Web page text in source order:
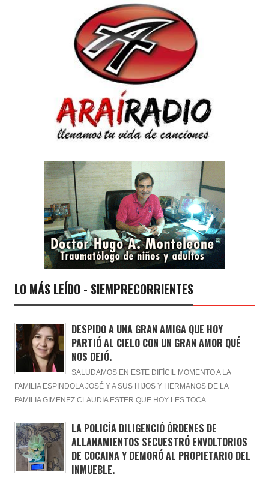
LO MÁS LEÍDO - SIEMPRECORRIENTES
DESPIDO A UNA GRAN AMIGA QUE HOY
PARTIÓ AL CIELO CON UN GRAN AMOR QUÉ
NOS DEJÓ.
SALUDAMOS EN ESTE DIFÍCIL MOMENTO A LA
FAMILIA ESPINDOLA JOSÉ Y A SUS HIJOS Y HERMANOS DE LA
FAMILIA GIMENEZ CLAUDIA ESTER QUE HOY LES TOCA ...
LA POLICÍA DILIGENCIÓ ÓRDENES DE
ALLANAMIENTOS SECUESTRÓ ENVOLTORIOS
DE COCAINA Y DEMORÓ AL PROPIETARIO DEL
INMUEBLE.